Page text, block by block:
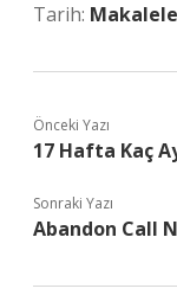
Tarih:
Önceki Yazı
17 Hafta Kaç
Sonraki Yazı
Abandon Call